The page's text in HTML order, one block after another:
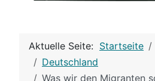
Aktuelle Seite: Startseite
Deutschland
Was wir den Migranten